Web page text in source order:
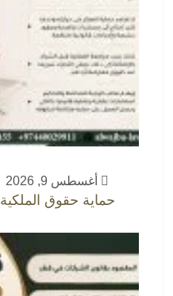
أغسطس 9, 2026
حماية حقوق الملكية